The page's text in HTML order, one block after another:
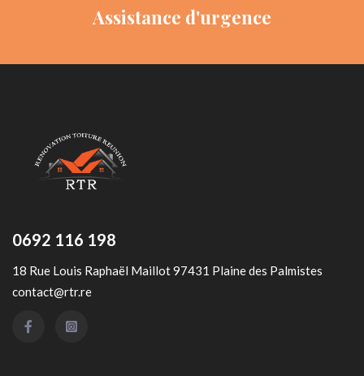
Assistance d'urgence
0692 116 198
18 Rue Louis Raphaël Maillot 97431 Plaine des Palmistes
contact@rtr.re